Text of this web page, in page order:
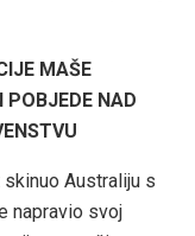
MAŠE
NAD
Australiju s
napravio svoj